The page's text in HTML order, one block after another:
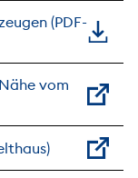
(PDF-
vom